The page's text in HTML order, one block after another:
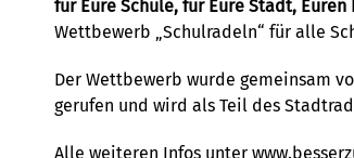
für Eure Schule, für Eure Stadt, Euren
Wettbewerb „Schulradeln“ für alle
Der Wettbewerb wurde gemeinsam
gerufen und wird als Teil des
Alle weiteren Infos unter